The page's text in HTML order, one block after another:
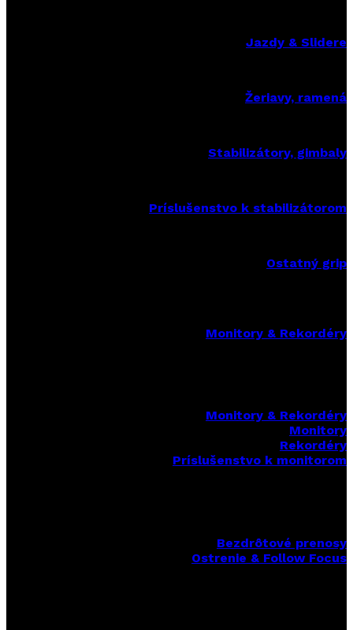
Jazdy & Slidere
Žeriavy, ramená
Stabilizátory, gimbaly
Príslušenstvo k stabilizátorom
Ostatný grip
Monitory & Rekordéry
Monitory & Rekordéry
Monitory
Rekordéry
Príslušenstvo k monitorom
Bezdrôtové prenosy
Ostrenie & Follow Focus